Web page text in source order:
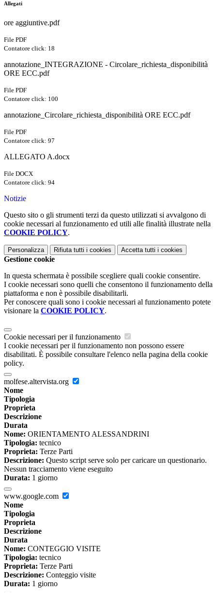
Allegati
ore aggiuntive.pdf
File PDF
Contatore click: 18
annotazione_INTEGRAZIONE - Circolare_richiesta_disponibilità
ORE ECC.pdf
File PDF
Contatore click: 100
annotazione_Circolare_richiesta_disponibilità ORE ECC.pdf
File PDF
Contatore click: 97
ALLEGATO A.docx
File DOCX
Contatore click: 94
Notizie
Questo sito o gli strumenti terzi da questo utilizzati si avvalgono di
cookie necessari al funzionamento ed utili alle finalità illustrate nella
COOKIE POLICY.
Personalizza Rifiuta tutti i cookies Accetta tutti i cookies
Gestione cookie
In questa schermata è possibile scegliere quali cookie consentire.
I cookie necessari sono quelli che consentono il funzionamento della
piattaforma e non è possibile disabilitarli.
Per conoscere quali sono i cookie necessari al funzionamento potete
visionare la COOKIE POLICY.
Cookie necessari per il funzionamento
I cookie necessari per il funzionamento non possono essere
disabilitati. È possibile consultare l'elenco nella pagina della cookie
policy.
molfese.altervista.org
Nome
Tipologia
Proprieta
Descrizione
Durata
Nome: ORIENTAMENTO ALESSANDRINI
Tipologia: tecnico
Proprieta: Terze Parti
Descrizione: Questo script serve solo per caricare un questionario.
Nessun tracciamento viene eseguito
Durata: 1 giorno
www.google.com
Nome
Tipologia
Proprieta
Descrizione
Durata
Nome: CONTEGGIO VISITE
Tipologia: tecnico
Proprieta: Terze Parti
Descrizione: Conteggio visite
Durata: 1 giorno